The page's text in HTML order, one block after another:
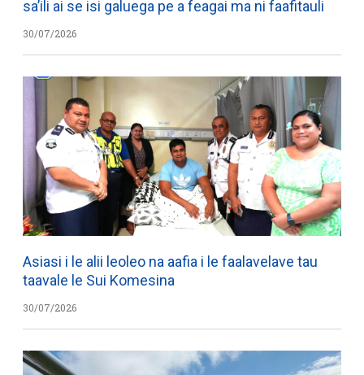
sa’ili ai se isi galuega pe a feagai ma ni faafitauli
30/07/2026
Asiasi i le alii leoleo na aafia i le faalavelave tau
taavale le Sui Komesina
30/07/2026